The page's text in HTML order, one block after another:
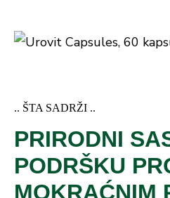
L-arginin
– od toga selen
Vitamin E
.. ŠTA SADRŽI ..
PRIRODNI
PODRŠKU
MOKRAĆNIM